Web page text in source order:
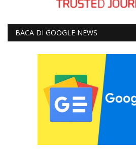
BACA DI GOOGLE NEWS